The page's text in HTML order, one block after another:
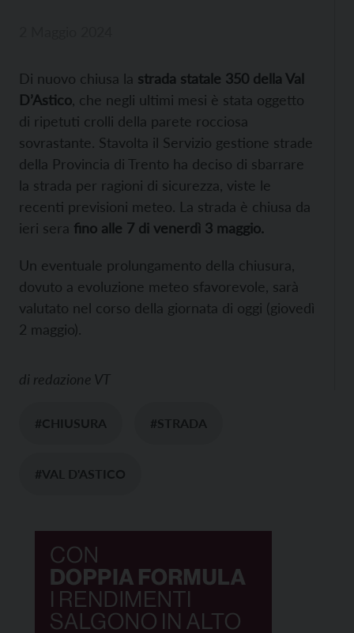
Di nuovo chiusa la strada statale 350 della Val
D’Astico , che negli ultimi mesi è stata oggetto
di ripetuti crolli della parete rocciosa
sovrastante. Stavolta il Servizio gestione strade
della Provincia di Trento ha deciso di sbarrare
la strada per ragioni di sicurezza, viste le
recenti previsioni meteo. La strada è chiusa da
ieri sera fino alle 7 di venerdì 3 maggio.
Un eventuale prolungamento della chiusura,
dovuto a evoluzione meteo sfavorevole, sarà
valutato nel corso della giornata di oggi (giovedì
2 maggio).
di redazione VT
#CHIUSURA #STRADA
#VAL D'ASTICO